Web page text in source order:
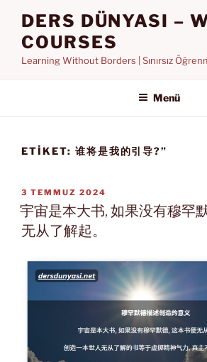
DERS DÜNYASI –
COURSES
Learning Without Borders | Sınırsız
Menü
ETIKET: 谁将是我的引导?”
YAYIM
TARIHI
3 TEMMUZ 2024
宇宙是本大书, 如果没有穆罕
无从了解起。